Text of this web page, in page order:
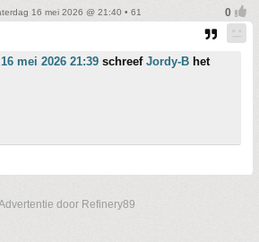
16 mei 2026 @ 21:40 • 61
mei 2026 21:39 schreef Jordy-B het
door Refinery89